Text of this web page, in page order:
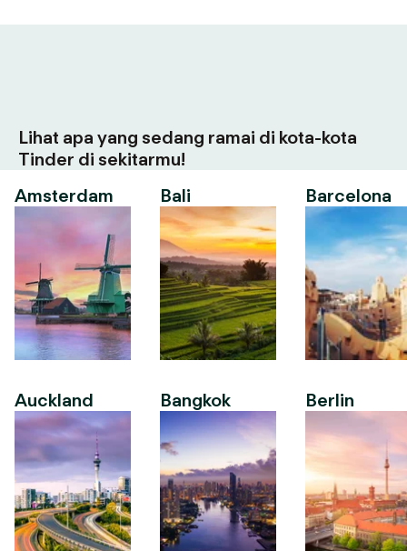
Lihat apa yang sedang ramai di kota-kota
Tinder di sekitarmu!
Amsterdam
Auckland
Bali
Bangkok
Barcelona
Berlin